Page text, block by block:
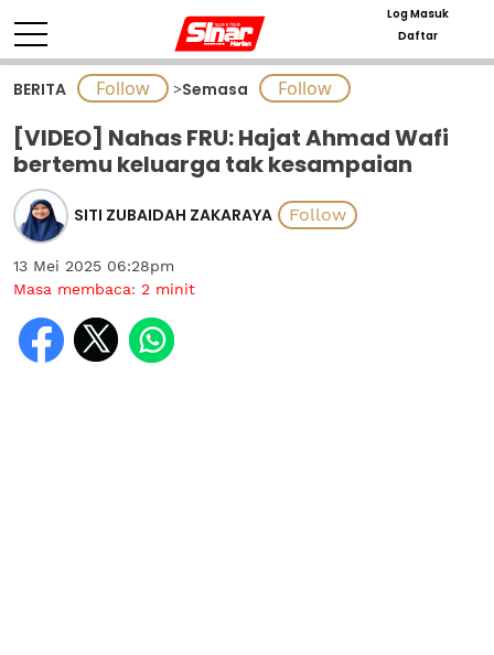
Log Masuk
Daftar
BERITA >Semasa
[VIDEO] Nahas FRU: Hajat Ahmad Wafi
bertemu keluarga tak kesampaian
SITI ZUBAIDAH ZAKARAYA
13 Mei 2025 06:28pm
Masa membaca: 2 minit